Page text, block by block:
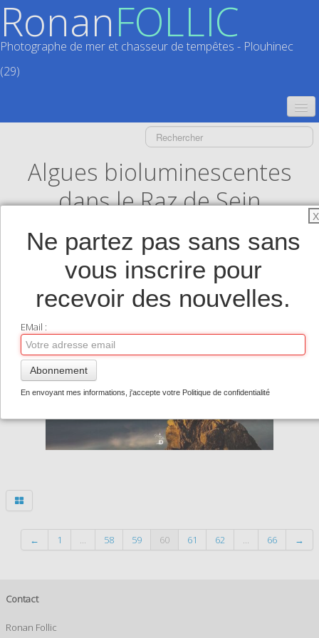
RonanFOLLIC
Photographe de mer et chasseur de tempêtes - Plouhinec
(29)
CALENDRIERS
LIVRES▼
TIRAGES SUPPORTS HAUT DE GAMME
CONTACT
0
Algues bioluminescentes
dans le Raz de Sein
← 1 ... 58 59 60 61 62 ... 66 →
Contact
Ronan Follic
X
Ne partez pas sans sans
vous inscrire pour
recevoir des nouvelles.
EMail :
Abonnement
En envoyant mes informations, j'accepte votre Politique de confidentialité